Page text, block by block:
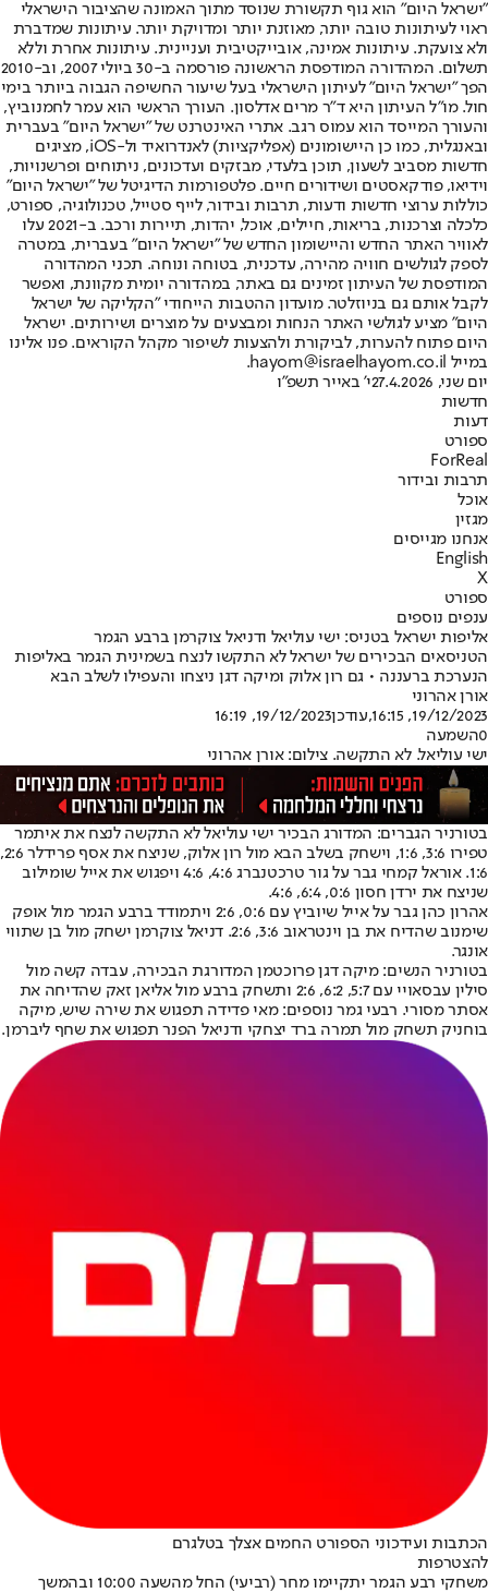
"ישראל היום" הוא גוף תקשורת שנוסד מתוך האמונה שהציבור הישראלי
ראוי לעיתונות טובה יותר, מאוזנת יותר ומדויקת יותר. עיתונות שמדברת
ולא צועקת. עיתונות אמינה, אובייקטיבית ועניינית. עיתונות אחרת וללא
תשלום. המהדורה המודפסת הראשונה פורסמה ב-30 ביולי 2007, וב-2010
הפך "ישראל היום" לעיתון הישראלי בעל שיעור החשיפה הגבוה ביותר בימי
חול. מו"ל העיתון היא ד"ר מרים אדלסון. העורך הראשי הוא עמר לחמנוביץ,
והעורך המייסד הוא עמוס רגב. אתרי האינטרנט של "ישראל היום" בעברית
ובאנגלית, כמו כן היישומונים (אפליקציות) לאנדרואיד ול-iOS, מציגים
חדשות מסביב לשעון, תוכן בלעדי, מבזקים ועדכונים, ניתוחים ופרשנויות,
וידיאו, פודקאסטים ושידורים חיים. פלטפורמות הדיגיטל של "ישראל היום"
כוללות ערוצי חדשות ודעות, תרבות ובידור, לייף סטייל, טכנולוגיה, ספורט,
כלכלה וצרכנות, בריאות, חיילים, אוכל, יהדות, תיירות ורכב. ב-2021 עלו
לאוויר האתר החדש והיישומון החדש של "ישראל היום" בעברית, במטרה
לספק לגולשים חוויה מהירה, עדכנית, בטוחה ונוחה. תכני המהדורה
המודפסת של העיתון זמינים גם באתר, במהדורה יומית מקוונת, ואפשר
לקבל אותם גם בניוזלטר. מועדון ההטבות הייחודי "הקליקה של ישראל
היום" מציע לגולשי האתר הנחות ומבצעים על מוצרים ושירותים. ישראל
היום פתוח להערות, לביקורת ולהצעות לשיפור מקהל הקוראים. פנו אלינו
במייל hayom@israelhayom.co.il.
יום שני, 27.4.2026
י' באייר תשפ"ו
חדשות
דעות
ספורט
ForReal
תרבות ובידור
אוכל
מגזין
אנחנו מגייסים
English
X
ספורט
ענפים נוספים
אליפות ישראל בטניס: ישי עוליאל ודניאל צוקרמן ברבע הגמר
הטניסאים הבכירים של ישראל לא התקשו לנצח בשמינית הגמר באליפות
הנערכת ברעננה • גם רון אלוק ומיקה דגן ניצחו והעפילו לשלב הבא
אורן אהרוני
19/12/2023, 16:15
,עודכן19/12/2023, 16:19
0השמעה
ישי עוליאל. לא התקשה. צילום: אורן אהרוני
בטורניר הגברים: המדורג הבכיר ישי עוליאל לא התקשה לנצח את איתמר
טפירו 3:6, 1:6, וישחק בשלב הבא מול רון אלוק, שניצח את אסף פרידלר 2:6,
1:6. אוראל קמחי גבר על גור טרכטנברג 4:6, 4:6 ויפגוש את אייל שומילוב
שניצח את ירדן חסון 0:6, 6:4, 4:6.
אהרון כהן גבר על אייל שיוביץ עם 0:6, 2:6 ויתמודד ברבע הגמר מול אופק
שימנוב שהדיח את בן וינטראוב 3:6, 2:6. דניאל צוקרמן ישחק מול בן שתווי
אונגר.
בטורניר הנשים: מיקה דגן פרוכטמן המדורגת הבכירה, עבדה קשה מול
סילין עבסאויי עם 5:7, 6:2, 2:6 ותשחק ברבע מול אליאן זאק שהדיחה את
אסתר מסורי. רבעי גמר נוספים: מאי פדידה תפגוש את שירה שיש, מיקה
בוחניק תשחק מול תמרה ברד יצחקי ודניאל הפנר תפגוש את שחף ליברמן.
הכתבות ועידכוני הספורט החמים אצלך בטלגרם
להצטרפות
משחקי רבע הגמר יתקיימו מחר (רביעי) החל מהשעה 10:00 ובהמשך